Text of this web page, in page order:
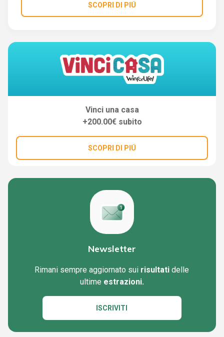
SCOPRI DI PIÚ
Vinci una casa
+200.00€ subito
SCOPRI DI PIÚ
Newsletter
Rimani sempre aggiornato sui risultati delle
ultime estrazioni.
ISCRIVITI